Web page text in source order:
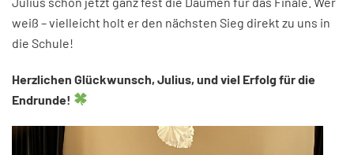
weiß – vielleicht holt er den nächsten Sieg direkt zu uns in
die Schule!
Herzlichen Glückwunsch, Julius, und viel Erfolg für die
Endrunde!